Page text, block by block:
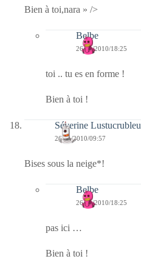
Bien à toi,nara » />
Belbe
26/11/2010/18:25
toi .. tu es en forme !
Bien à toi !
Séverine Lustucrubleu
26/11/2010/09:57
Bises sous la neige*!
Belbe
26/11/2010/18:25
pas ici …
Bien à toi !